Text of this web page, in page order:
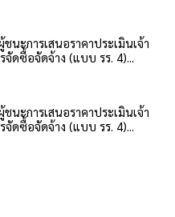
นะการเสนอราคาประเมินเจ้า
ดซื้อจัดจ้าง (แบบ รร. 4)...
นะการเสนอราคาประเมินเจ้า
ดซื้อจัดจ้าง (แบบ รร. 4)...